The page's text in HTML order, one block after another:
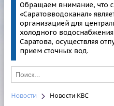
Обращаем внимание, что
«Саратовводоканал»
организацией для
холодного
Саратова, осуществляя
прием сточных вод.
Новости Новости КВС